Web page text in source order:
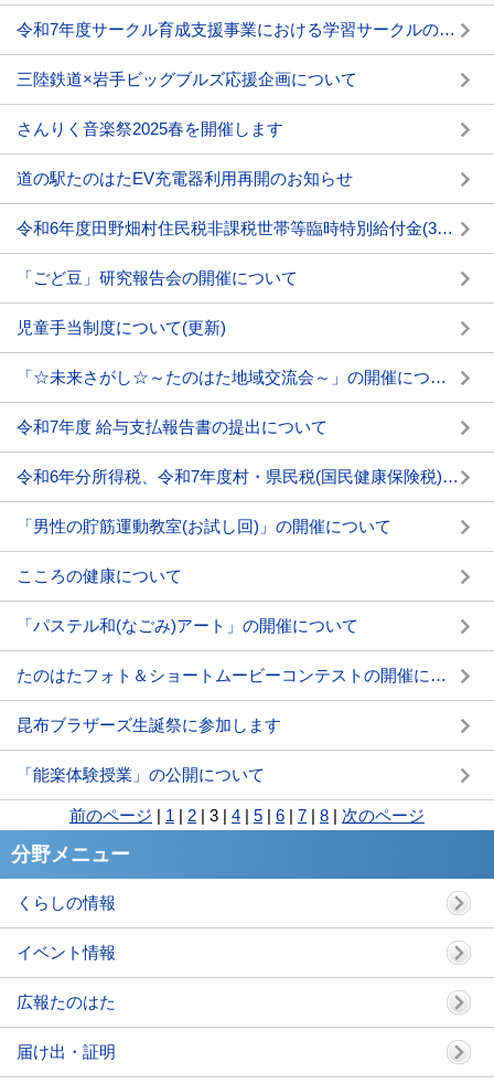
令和7年度サークル育成支援事業における学習サークルの募集について
三陸鉄道×岩手ビッグブルズ応援企画について
さんりく音楽祭2025春を開催します
道の駅たのはたEV充電器利用再開のお知らせ
令和6年度田野畑村住民税非課税世帯等臨時特別給付金(3万円)について
「ごど豆」研究報告会の開催について
児童手当制度について(更新)
「☆未来さがし☆～たのはた地域交流会～」の開催について
令和7年度 給与支払報告書の提出について
令和6年分所得税、令和7年度村・県民税(国民健康保険税)の申告相談について
「男性の貯筋運動教室(お試し回)」の開催について
こころの健康について
「パステル和(なごみ)アート」の開催について
たのはたフォト＆ショートムービーコンテストの開催について
昆布ブラザーズ生誕祭に参加します
「能楽体験授業」の公開について
前のページ | 1 | 2 | 3 | 4 | 5 | 6 | 7 | 8 | 次のページ
分野メニュー
くらしの情報
イベント情報
広報たのはた
届け出・証明